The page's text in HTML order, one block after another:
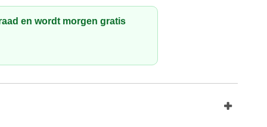
en wordt morgen gratis